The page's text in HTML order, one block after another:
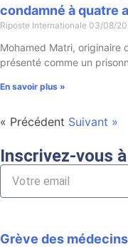
condamné à quatre
Riposte Internationale 03/08/
Mohamed Matri, originaire
présenté comme un
En savoir plus »
« Précédent Suivant »
Inscrivez-vous
Grève des